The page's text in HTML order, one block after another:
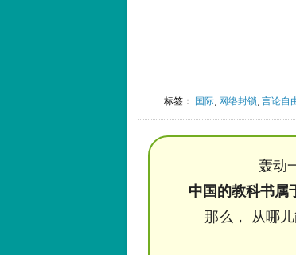
标签： 国际 网络封锁 ,言论自
轰动
中国的教科书属
那么， 从哪